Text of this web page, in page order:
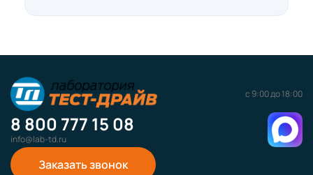
с 9:00 до 18:00
8 800 777 15 08
info@lab-td.ru
Заказать звонок